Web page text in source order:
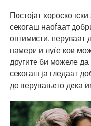
Постојат
секогаш наоѓаат
оптимисти, веруваат
намери и луѓе кои
другите би можеле да
секогаш ја гледаат
до верувањето дека